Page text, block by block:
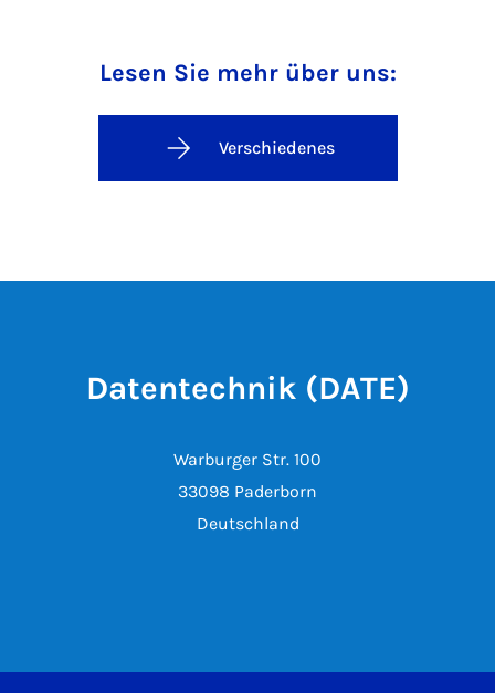
Lesen Sie mehr über uns:
Verschiedenes
Datentechnik (DATE)
Warburger Str. 100
33098 Paderborn
Deutschland